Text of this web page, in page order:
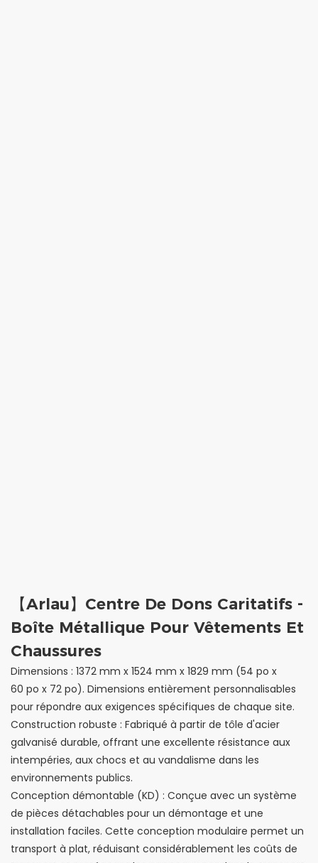
【Arlau】Centre De Dons Caritatifs -
Boîte Métallique Pour Vêtements Et
Chaussures
Dimensions : 1372 mm x 1524 mm x 1829 mm (54 po x
60 po x 72 po). Dimensions entièrement personnalisables
pour répondre aux exigences spécifiques de chaque site.
Construction robuste : Fabriqué à partir de tôle d'acier
galvanisé durable, offrant une excellente résistance aux
intempéries, aux chocs et au vandalisme dans les
environnements publics.
Conception démontable (KD) : Conçue avec un système
de pièces détachables pour un démontage et une
installation faciles. Cette conception modulaire permet un
transport à plat, réduisant considérablement les coûts de